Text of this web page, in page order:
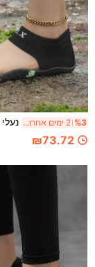
%3 2 ימים אחרונים
₪73.72